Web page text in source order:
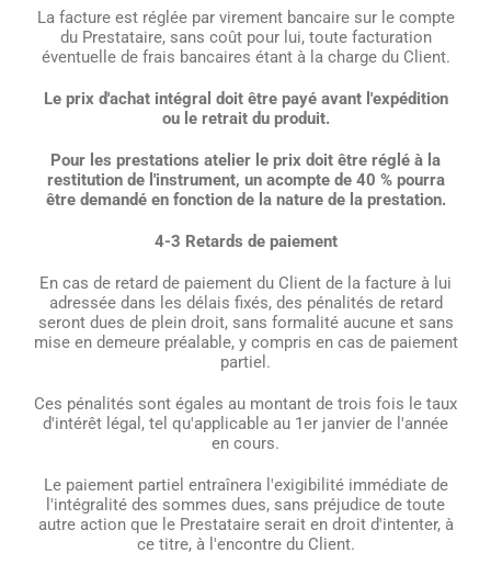
La facture est réglée par virement bancaire sur le compte
du Prestataire, sans coût pour lui, toute facturation
éventuelle de frais bancaires étant à la charge du Client.
Le prix d'achat intégral doit être payé avant l'expédition
ou le retrait du produit.
Pour les prestations atelier le prix doit être réglé à la
restitution de l'instrument, un acompte de 40 % pourra
être demandé en fonction de la nature de la prestation.
4-3 Retards de paiement
En cas de retard de paiement du Client de la facture à lui
adressée dans les délais fixés, des pénalités de retard
seront dues de plein droit, sans formalité aucune et sans
mise en demeure préalable, y compris en cas de paiement
partiel.
Ces pénalités sont égales au montant de trois fois le taux
d'intérêt légal, tel qu'applicable au 1er janvier de l'année
en cours.
Le paiement partiel entraînera l'exigibilité immédiate de
l'intégralité des sommes dues, sans préjudice de toute
autre action que le Prestataire serait en droit d'intenter, à
ce titre, à l'encontre du Client.